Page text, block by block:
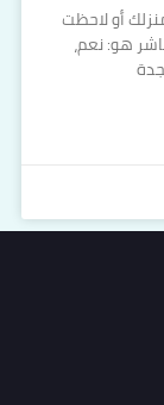
أو لاحظت
هو: نعم،